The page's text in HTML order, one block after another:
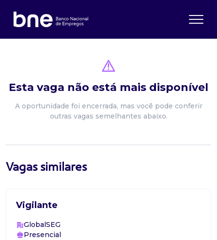
Esta vaga não está mais disponível
A oportunidade foi encerrada, mas você pode conferir
outras vagas semelhantes abaixo.
Vagas similares
Vigilante
GlobalSEG
Presencial